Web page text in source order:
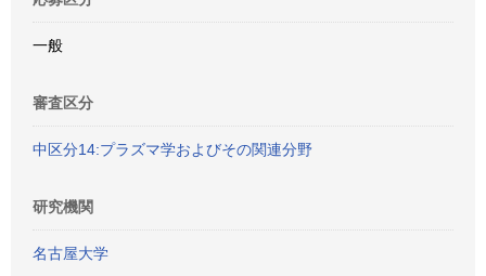
一般
審査区分
中区分14:プラズマ学およびその関連分野
研究機関
名古屋大学